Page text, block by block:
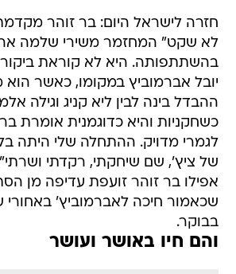
חזרה לישראל היום: בר זוהר
לא שקט" המחזמר משירי שלמה
בהשתתפותה. היא לא קוראת
יובל אברמוביץ במקומו, כאשר הוא
ההבדל בינה לבין ליא קניג וגילה
כשחקניות והיא כדוגמנית אומרת
לגמרי מדויק. ההתחלה שלי היתה
של ציץ', שם שיחקתי, רקדתי
אפילו בר זוהר זועפת עדיפה מן
שכאמור חיכה לאברמוביץ' באחורי
בבוקר.
והם חיו באושר ועושר